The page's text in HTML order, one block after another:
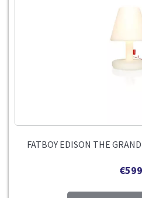
FATBOY EDISON THE
€599